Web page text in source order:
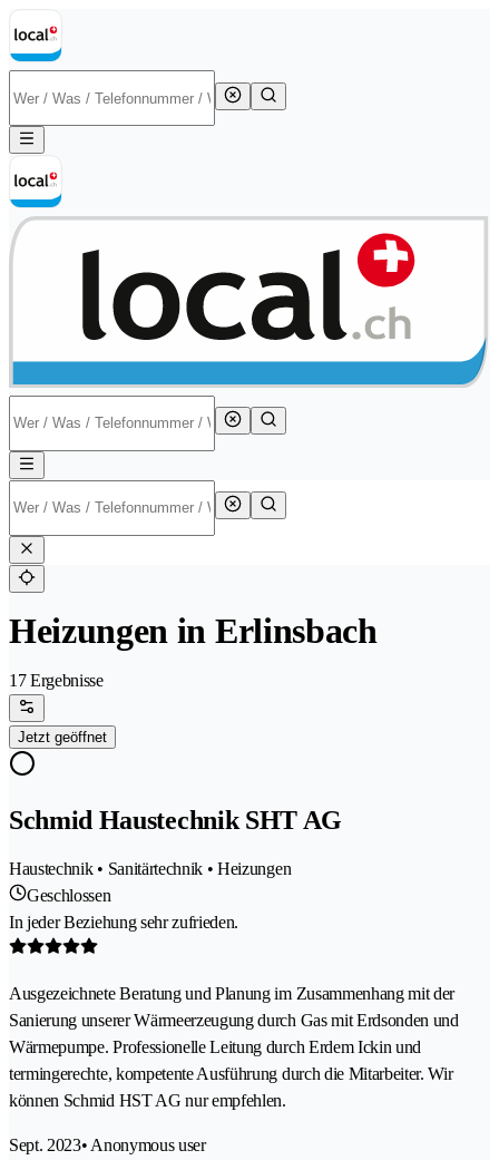
Heizungen in Erlinsbach
17 Ergebnisse
Jetzt geöffnet
Schmid Haustechnik SHT AG
Haustechnik • Sanitärtechnik • Heizungen
Geschlossen
In jeder Beziehung sehr zufrieden.
Ausgezeichnete Beratung und Planung im Zusammenhang mit der
Sanierung unserer Wärmeerzeugung durch Gas mit Erdsonden und
Wärmepumpe. Professionelle Leitung durch Erdem Ickin und
termingerechte, kompetente Ausführung durch die Mitarbeiter. Wir
können Schmid HST AG nur empfehlen.
Sept. 2023• Anonymous user